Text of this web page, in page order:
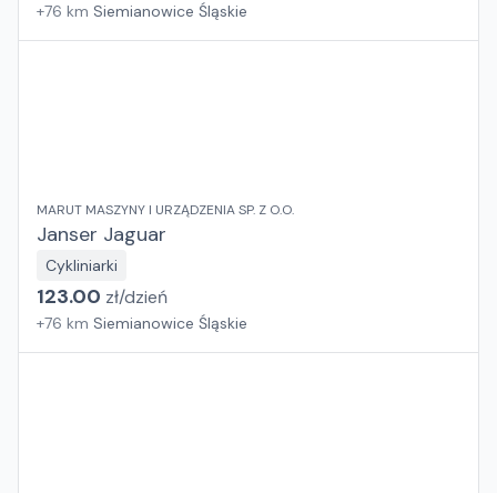
+76 km Siemianowice Śląskie
MARUT MASZYNY I URZĄDZENIA SP. Z O.O.
Janser Jaguar
Cykliniarki
123.00 zł/dzień
+76 km Siemianowice Śląskie